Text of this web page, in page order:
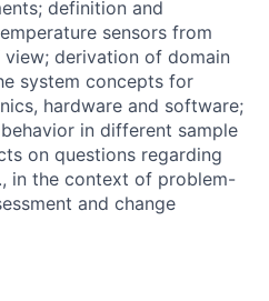
definition and
sensors from
derivation of domain
system concepts for
hardware and software;
in different sample
on questions regarding
in the context of problem-
and change